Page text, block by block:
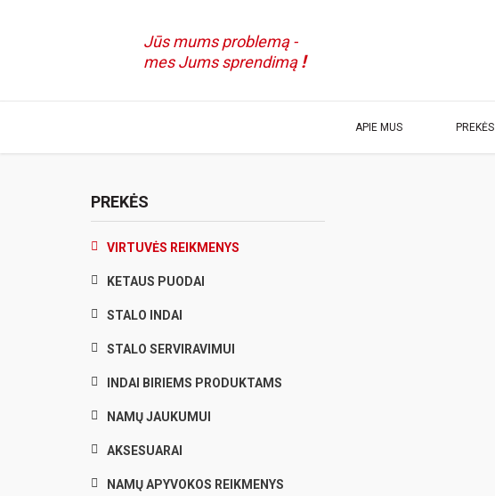
Jūs mums problemą -
mes Jums sprendimą!
APIE MUS PREKĖS
PREKĖS
VIRTUVĖS REIKMENYS
KETAUS PUODAI
STALO INDAI
STALO SERVIRAVIMUI
INDAI BIRIEMS PRODUKTAMS
NAMŲ JAUKUMUI
AKSESUARAI
NAMŲ APYVOKOS REIKMENYS